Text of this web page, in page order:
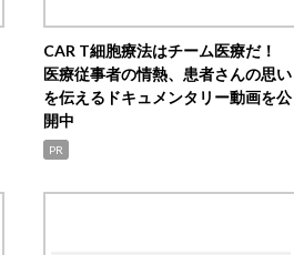
CAR T細胞療法はチーム医療だ！
医療従事者の情熱、患者さんの思い
を伝えるドキュメンタリー動画を公
開中
PR